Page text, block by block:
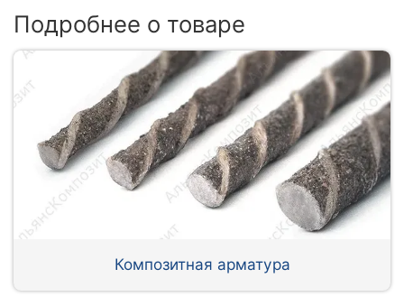
Подробнее о товаре
Композитная арматура